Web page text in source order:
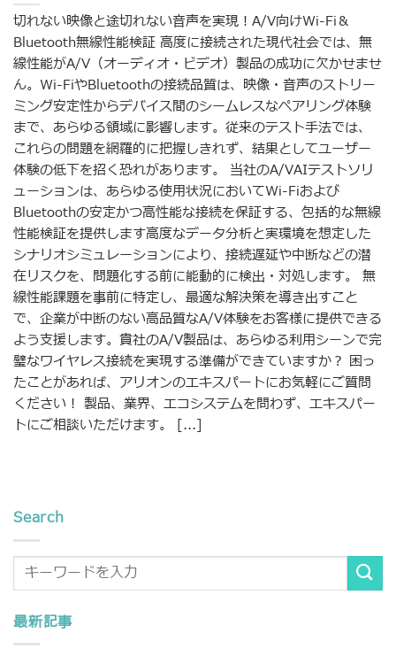
切れない映像と途切れない音声を実現！A/V向けWi-Fi＆
Bluetooth無線性能検証 高度に接続された現代社会では、無
線性能がA/V（オーディオ・ビデオ）製品の成功に欠かせませ
ん。Wi-FiやBluetoothの接続品質は、映像・音声のストリー
ミング安定性からデバイス間のシームレスなペアリング体験
まで、あらゆる領域に影響します。従来のテスト手法では、
これらの問題を網羅的に把握しきれず、結果としてユーザー
体験の低下を招く恐れがあります。 当社のA/VAIテストソリ
ューションは、あらゆる使用状況においてWi-Fiおよび
Bluetoothの安定かつ高性能な接続を保証する、包括的な無線
性能検証を提供します高度なデータ分析と実環境を想定した
シナリオシミュレーションにより、接続遅延や中断などの潜
在リスクを、問題化する前に能動的に検出・対処します。 無
線性能課題を事前に特定し、最適な解決策を導き出すこと
で、企業が中断のない高品質なA/V体験をお客様に提供できる
よう支援します。貴社のA/V製品は、あらゆる利用シーンで完
璧なワイヤレス接続を実現する準備ができていますか？ 困っ
たことがあれば、アリオンのエキスパートにお気軽にご質問
ください！ 製品、業界、エコシステムを問わず、エキスパー
トにご相談いただけます。 [...]
Search
最新記事